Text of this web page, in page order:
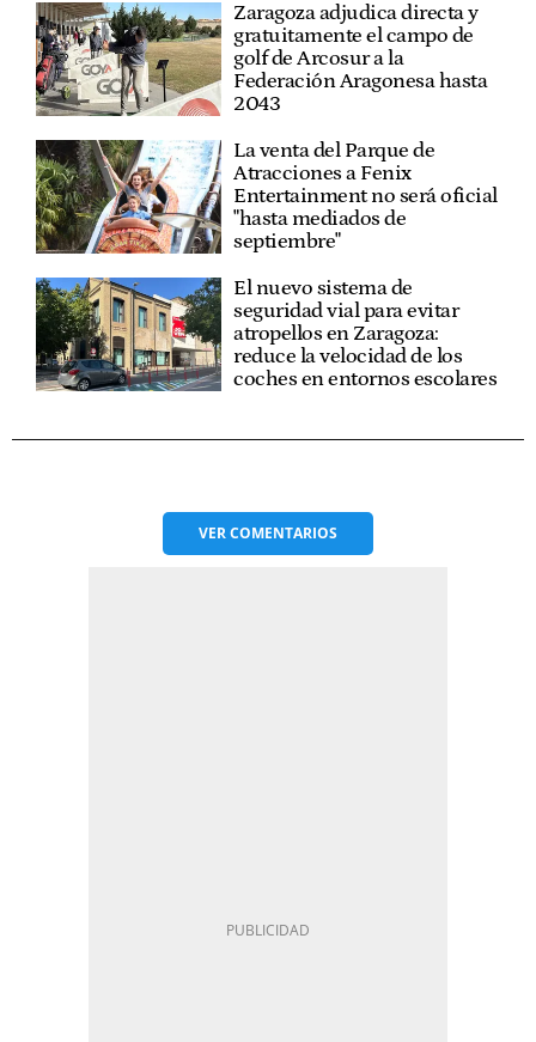
Zaragoza adjudica directa y
gratuitamente el campo de
golf de Arcosur a la
Federación Aragonesa hasta
2043
La venta del Parque de
Atracciones a Fenix
Entertainment no será oficial
"hasta mediados de
septiembre"
El nuevo sistema de
seguridad vial para evitar
atropellos en Zaragoza:
reduce la velocidad de los
coches en entornos escolares
VERCOMENTARIOS